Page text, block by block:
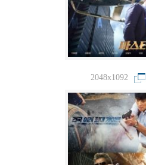
2048x1092